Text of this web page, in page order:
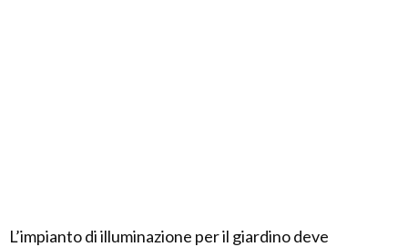
L’impianto di illuminazione per il giardino deve